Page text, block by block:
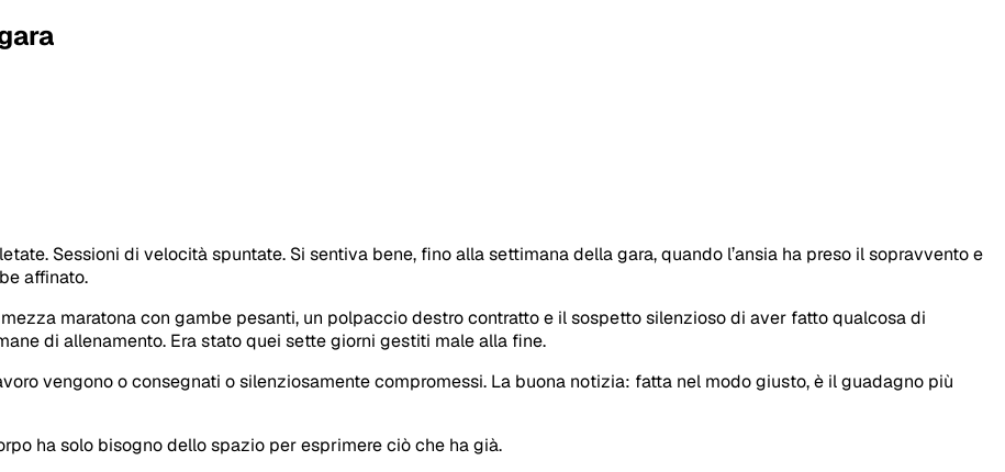
Sessioni di velocità spuntate. Si sentiva bene, fino alla settimana della gara, quando l’ansia ha preso il sopravvento e
affinato.
maratona con gambe pesanti, un polpaccio destro contratto e il sospetto silenzioso di aver fatto qualcosa di
di allenamento. Era stato quei sette giorni gestiti male alla fine.
vengono o consegnati o silenziosamente compromessi. La buona notizia: fatta nel modo giusto, è il guadagno più
ha solo bisogno dello spazio per esprimere ciò che ha già.